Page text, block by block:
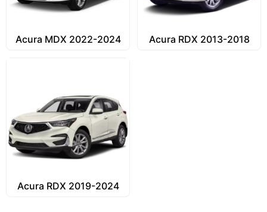
Acura MDX 2022-2024 Acura RDX 2013-2018
Acura RDX 2019-2024